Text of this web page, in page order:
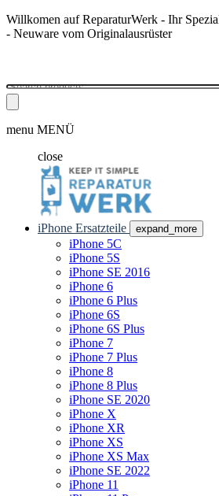
Willkomen auf ReparaturWerk - Ihr
- Neuware vom Originalausrüster
menu MENÜ
close
iPhone Ersatzteile expand_more
iPhone 5C
iPhone 5S
iPhone SE 2016
iPhone 6
iPhone 6 Plus
iPhone 6S
iPhone 6S Plus
iPhone 7
iPhone 7 Plus
iPhone 8
iPhone 8 Plus
iPhone SE 2020
iPhone X
iPhone XR
iPhone XS
iPhone XS Max
iPhone SE 2022
iPhone 11